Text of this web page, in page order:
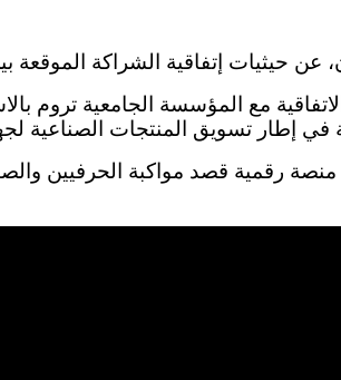
إتفاقية الشراكة الموقعة
مع المؤسسة الجامعية تروم
في إطار تسويق المنتجات الصناعية
رقمية قصد مواكبة الحرفيين